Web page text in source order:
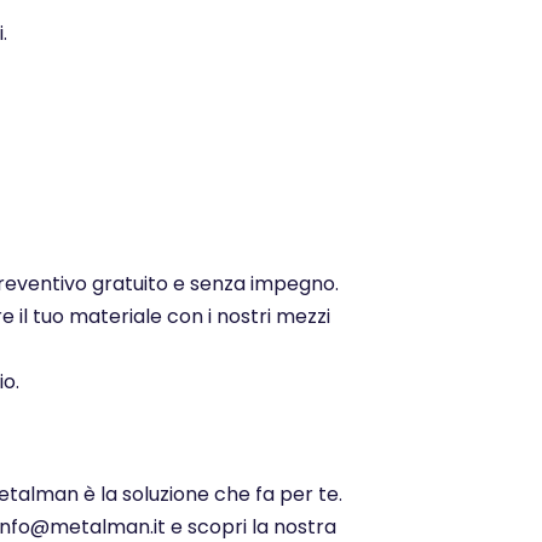
gratuito e senza impegno.
il tuo materiale con i nostri mezzi
è la soluzione che fa per te.
e scopri la nostra